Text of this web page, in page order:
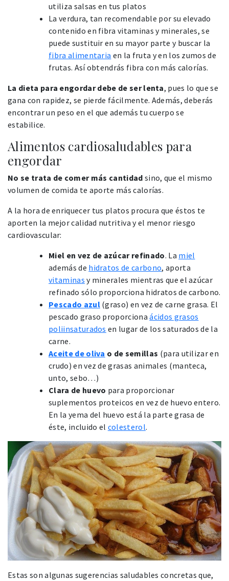
utiliza salsas en tus platos
La verdura, tan recomendable por su elevado
contenido en fibra vitaminas y minerales, se
puede sustituir en su mayor parte y buscar la
fibra alimentaria en la fruta y en los zumos de
frutas. Así obtendrás fibra con más calorías.
La dieta para engordar debe de ser lenta, pues lo que se
gana con rapidez, se pierde fácilmente. Además, deberás
encontrar un peso en el que además tu cuerpo se
estabilice.
Alimentos cardiosaludables para
engordar
No se trata de comer más cantidad sino, que el mismo
volumen de comida te aporte más calorías.
A la hora de enriquecer tus platos procura que éstos te
aporten la mejor calidad nutritiva y el menor riesgo
cardiovascular:
Miel en vez de azúcar refinado. La miel
además de hidratos de carbono, aporta
vitaminas y minerales mientras que el azúcar
refinado sólo proporciona hidratos de carbono.
Pescado azul(graso) en vez de carne grasa. El
pescado graso proporcionaácidos grasos
poliinsaturados en lugar de los saturados de la
carne.
Aceite de oliva o de semillas (para utilizar en
crudo) en vez de grasas animales (manteca,
unto, sebo…)
Clara de huevo para proporcionar
suplementos proteicos en vez de huevo entero.
En la yema del huevo está la parte grasa de
éste, incluido el colesterol.
Estas son algunas sugerencias saludables concretas que,